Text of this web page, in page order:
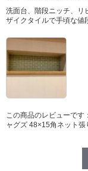
洗面台、階段ニッチ、リ
ザイクタイルで手頃な値
この商品のレビューです：
ャグズ 48×15角ネット